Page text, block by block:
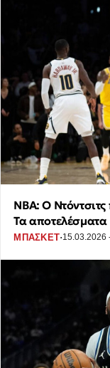
NBA: Ο Ντόντσιτς
Τα αποτελέσματα
ΜΠΑΣΚΕΤ·15.03.2026